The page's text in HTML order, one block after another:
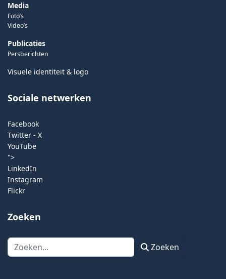
Media
Foto’s
Video’s
Publicaties
Persberichten
Visuele identiteit & logo
Sociale netwerken
Facebook
Twitter - X
YouTube
">
LinkedIn
Instagram
Flickr
Zoeken
Zoeken Zoeken